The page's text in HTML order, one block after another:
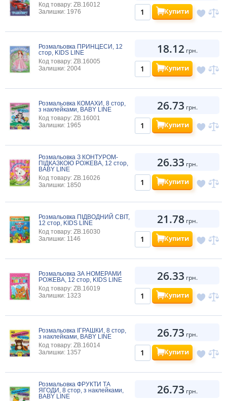
Код товару: ZB.16012
Залишки: 1976
Купити
Розмальовка ПРИНЦЕСИ, 12
стор, KIDS LINE
Код товару: ZB.16005
Залишки: 2004
18.12 грн.
Купити
Розмальовка КОМАХИ, 8 стор,
з наклейками, BABY LINE
Код товару: ZB.16001
Залишки: 1965
26.73 грн.
Купити
Розмальовка З КОНТУРОМ-
ПІДКАЗКОЮ РОЖЕВА, 12 стор,
BABY LINE
Код товару: ZB.16026
Залишки: 1850
26.33 грн.
Купити
Розмальовка ПІДВОДНИЙ СВІТ,
12 стор, KIDS LINE
Код товару: ZB.16030
Залишки: 1146
21.78 грн.
Купити
Розмальовка ЗА НОМЕРАМИ
РОЖЕВА, 12 стор, KIDS LINE
Код товару: ZB.16019
Залишки: 1323
26.33 грн.
Купити
Розмальовка ІГРАШКИ, 8 стор,
з наклейками, BABY LINE
Код товару: ZB.16014
Залишки: 1357
26.73 грн.
Купити
Розмальовка ФРУКТИ ТА
ЯГОДИ, 8 стор, з наклейками,
BABY LINE
26.73 грн.